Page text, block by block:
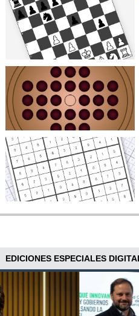
EDICIONES ESPECIALES